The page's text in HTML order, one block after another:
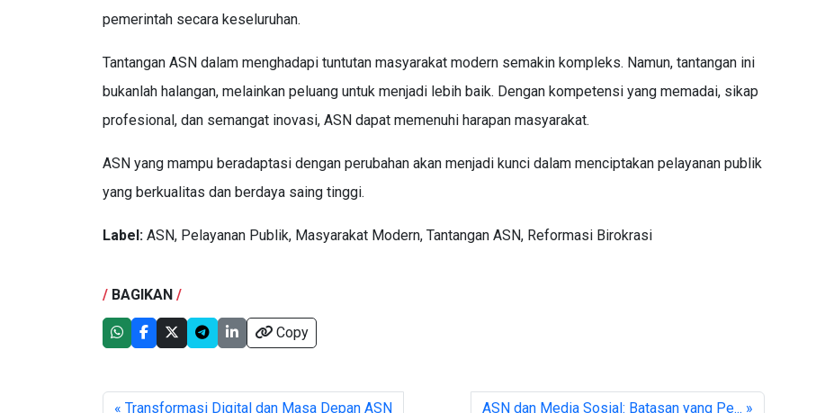
pemerintah secara keseluruhan.
Tantangan ASN dalam menghadapi tuntutan masyarakat modern semakin kompleks. Namun, tantangan ini
bukanlah halangan, melainkan peluang untuk menjadi lebih baik. Dengan kompetensi yang memadai, sikap
profesional, dan semangat inovasi, ASN dapat memenuhi harapan masyarakat.
ASN yang mampu beradaptasi dengan perubahan akan menjadi kunci dalam menciptakan pelayanan publik
yang berkualitas dan berdaya saing tinggi.
Label: ASN, Pelayanan Publik, Masyarakat Modern, Tantangan ASN, Reformasi Birokrasi
/ BAGIKAN /
Copy
« Transformasi Digital dan Masa Depan ASN ASN dan Media Sosial: Batasan yang Pe... »